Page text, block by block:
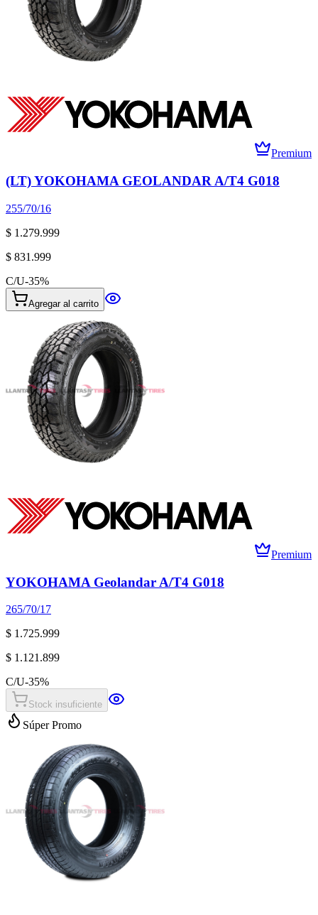
Premium
(LT) YOKOHAMA GEOLANDAR A/T4 G018
255/70/16
$ 1.279.999
$ 831.999
C/U-35%
Agregar al carrito
Premium
YOKOHAMA Geolandar A/T4 G018
265/70/17
$ 1.725.999
$ 1.121.899
C/U-35%
Stock insuficiente
Súper Promo